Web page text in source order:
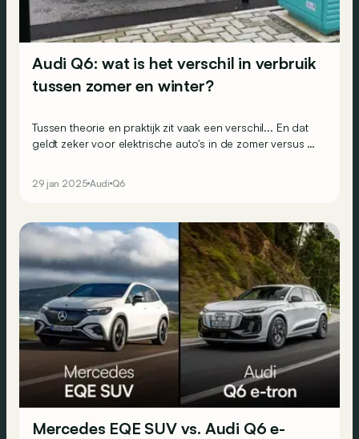
Audi Q6: wat is het verschil in verbruik
tussen zomer en winter?
Tussen theorie en praktijk zit vaak een verschil... En dat
geldt zeker voor elektrische auto's in de zomer versus de
winterrit met hetzelfde model. We maken de balans op
29 jan 2025 Audi Q6
Mercedes EQE SUV vs. Audi Q6 e-